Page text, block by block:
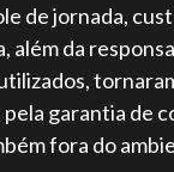
de jornada,
além da
garantia de
fora do